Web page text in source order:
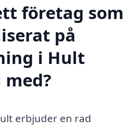
företag som
på
i Hult
erbjuder en rad